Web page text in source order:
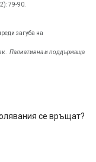
79-90.
загуба на
Палиативна и поддържаща
се връщат?